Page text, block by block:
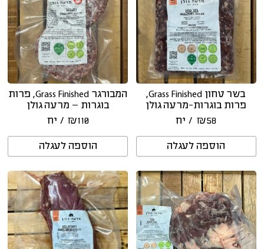
בשר טחון Grass Finished,
פרות בוגרות-מרעה גולן
₪58 / יח
הוספה לעגלה
המבורגר Grass Finished, פרות
בוגרות – מרעה גולן
₪110 / יח
הוספה לעגלה